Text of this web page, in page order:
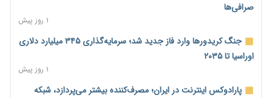
صرافی‌ها
۱ روز پیش
جنگ کریدورها وارد فاز جدید شد؛ سرمایه‌گذاری ۳۴۵ میلیارد دلاری
اوراسیا تا ۲۰۳۵
۱ روز پیش
پارادوکس اینترنت در ایران؛ مصرف‌کننده بیشتر می‌پردازد، شبکه